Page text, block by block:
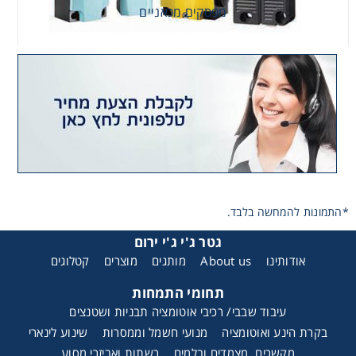
מפסקים מכאניים
*התמונות להמחשה בלבד.
גטר ג'י ג'י ירום
אודותינו About us מותגים מוצרים קטלוגים
תחומי התמחות
עיבוד שבבי/ רכיבי אוטומציה תבניות ושטנצים
בקרת הינע ואוטומציה
מנועי חשמל וממסרות
שינוע לינארי